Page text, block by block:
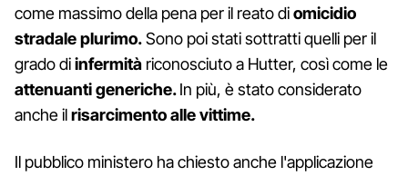
come massimo della pena per il reato diomicidio
stradale plurimo.Sono poi stati sottratti quelli per il
grado diinfermità riconosciuto a Hutter, così come le
attenuanti generiche.In più, è stato considerato
anche ilrisarcimentoallevittime.
Il pubblico ministero ha chiesto anche l'applicazione